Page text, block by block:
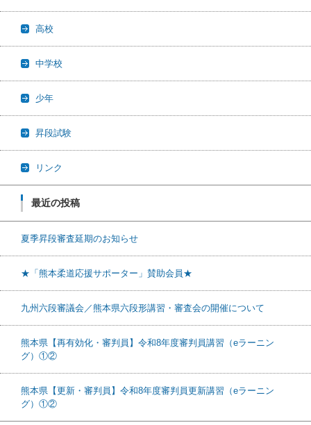
高校
中学校
少年
昇段試験
リンク
最近の投稿
夏季昇段審査延期のお知らせ
★「熊本柔道応援サポーター」賛助会員★
九州六段審議会／熊本県六段形講習・審査会の開催について
熊本県【再有効化・審判員】令和8年度審判員講習（eラーニン
グ）①②
熊本県【更新・審判員】令和8年度審判員更新講習（eラーニン
グ）①②